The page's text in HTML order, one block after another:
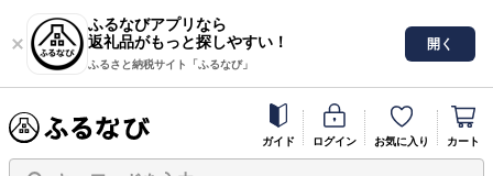
ふるなびアプリなら
返礼品がもっと探しやすい！
ふるさと納税サイト「ふるなび」
開く
ガイド ログイン お気に入り カート